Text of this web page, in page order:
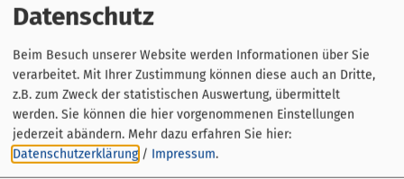
Gartenteich- und Zierfische sehen und kaufen.
Festbetrieb mit Live-Musik von 11:00 bis 19:00 Uhr.
Datenschutz
Beim Besuch unserer Website werden Informationen über Sie
verarbeitet. Mit Ihrer Zustimmung können diese auch an Dritte,
z.B. zum Zweck der statistischen Auswertung, übermittelt
werden. Sie können die hier vorgenommenen Einstellungen
jederzeit abändern. Mehr dazu erfahren Sie hier:
Datenschutzerklärung / Impressum.